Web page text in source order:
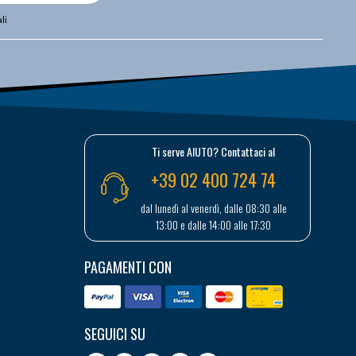
Ti serve AIUTO? Contattaci al
+39 02 400 724 74
dal lunedì al venerdì, dalle 08:30 alle
13:00 e dalle 14:00 alle 17:30
PAGAMENTI CON
SEGUICI SU